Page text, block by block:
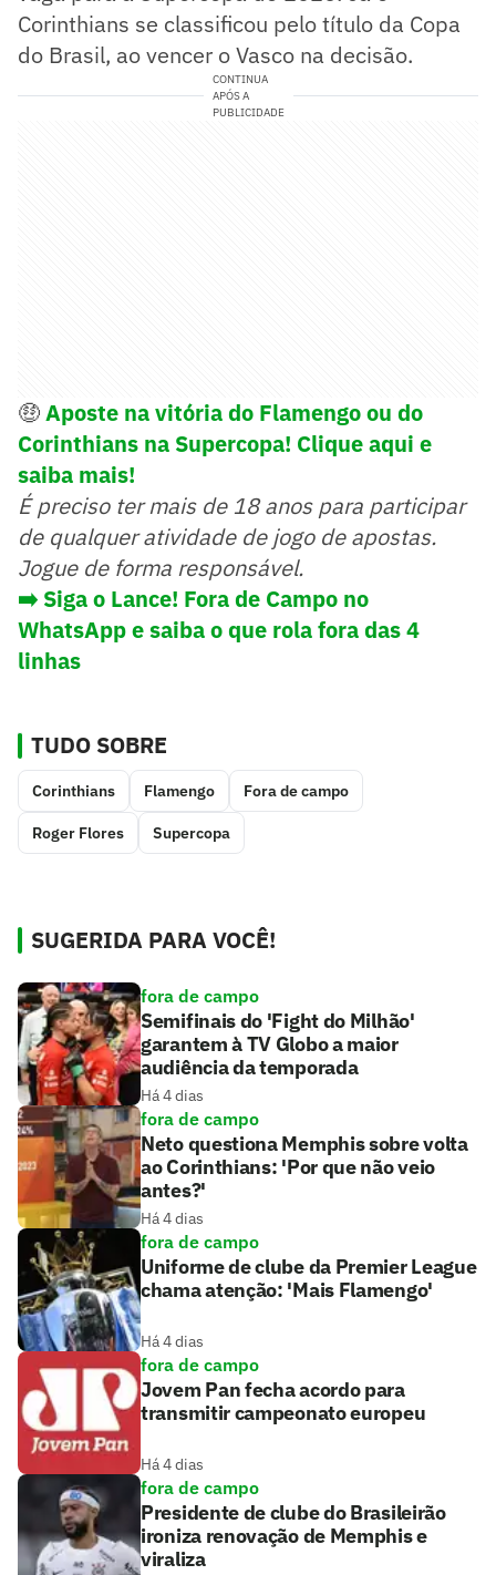
Corinthians se classificou pelo título da Copa
do Brasil, ao vencer o Vasco na decisão.
CONTINUA
APÓS A
PUBLICIDADE
🤑Aposte na vitória do Flamengo ou do
Corinthians na Supercopa! Clique aqui e
saiba mais!
É preciso ter mais de 18 anos para participar
de qualquer atividade de jogo de apostas.
Jogue de forma responsável.
➡️ Siga o Lance! Fora de Campo no
WhatsApp e saiba o que rola fora das 4
linhas
TUDO SOBRE
Corinthians Flamengo Fora de campo
Roger Flores Supercopa
SUGERIDA PARA VOCÊ!
fora de campo
Semifinais do 'Fight do Milhão'
garantem à TV Globo a maior
audiência da temporada
Há 4 dias
fora de campo
Neto questiona Memphis sobre volta
ao Corinthians: 'Por que não veio
antes?'
Há 4 dias
fora de campo
Uniforme de clube da Premier League
chama atenção: 'Mais Flamengo'
Há 4 dias
fora de campo
Jovem Pan fecha acordo para
transmitir campeonato europeu
Há 4 dias
fora de campo
Presidente de clube do Brasileirão
ironiza renovação de Memphis e
viraliza